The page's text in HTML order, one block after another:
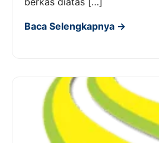
Baca Selengkapnya →